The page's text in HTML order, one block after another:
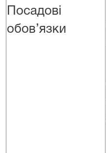
Посадові
обов’язки